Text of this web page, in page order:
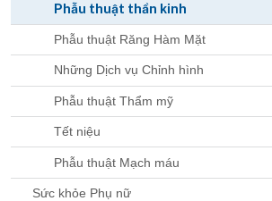
Phẫu thuật thần kinh
Phẫu thuật Răng Hàm Mặt
Những Dịch vụ Chỉnh hình
Phẫu thuật Thẩm mỹ
Tết niệu
Phẫu thuật Mạch máu
Sức khỏe Phụ nữ